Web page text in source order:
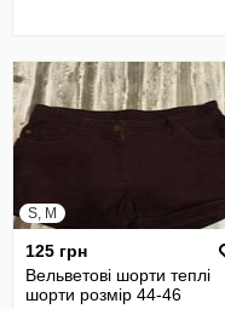
S, M
125 грн
Вельветові шорти теплі
шорти розмір 44-46